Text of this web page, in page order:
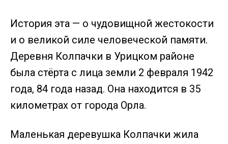
История эта — о чудовищной жестокости
и о великой силе человеческой памяти.
Деревня Колпачки в Урицком районе
была стёрта с лица земли 2 февраля 1942
года, 84 года назад. Она находится в 35
километрах от города Орла.
Маленькая деревушка Колпачки жила